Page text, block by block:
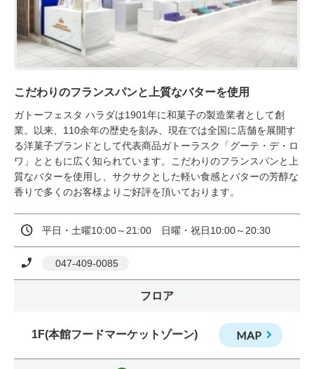
こだわりのフランスパンと上質なバターを使用
ガトーフェスタ ハラダは1901年に和菓子の製造業者として創
業。以来、110余年の歴史を刻み、現在では全国に店舗を展開す
る洋菓子ブランドとして代表商品ガトーラスク「グーテ・デ・ロ
ワ」とともに広く知られています。こだわりのフランスパンと上
質なバターを使用し、サクサクとした軽い食感とバターの芳醇な
香りで多くのお客様よりご好評を頂いております。
平日・土曜10:00～21:00　日曜・祝日10:00～20:30
047-409-0085
フロア
1F(本館フードマーケットゾーン) MAP